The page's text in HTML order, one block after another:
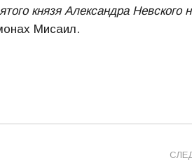
князя Александра Невского
Мисаил.